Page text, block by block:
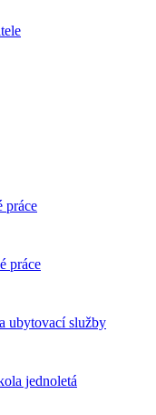
práce
práce
ubytovací služby
jednoletá